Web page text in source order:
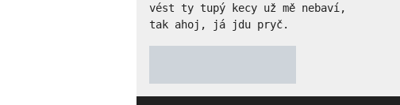
vést ty tupý kecy už mě nebaví,
tak ahoj, já jdu pryč.